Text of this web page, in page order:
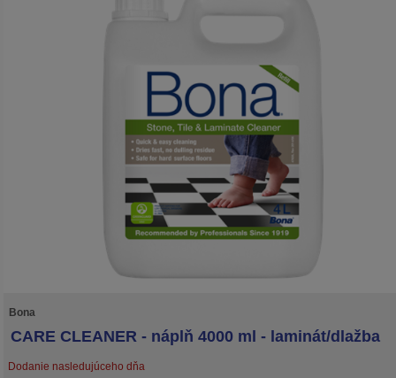
Bona
CARE CLEANER - náplň 4000 ml - laminát/dlažba
Dodanie nasledujúceho dňa